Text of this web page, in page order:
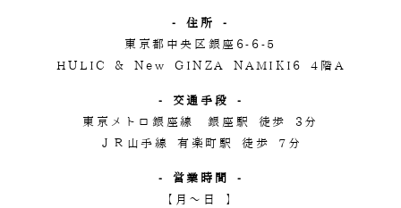
- 住所 -
東京都中央区銀座6-6-5
HULIC & New GINZA NAMIKI6 4階A
- 交通手段 -
東京メトロ銀座線 銀座駅 徒歩 3分
ＪＲ山手線 有楽町駅 徒歩 7分
- 営業時間 -
【月～日 】